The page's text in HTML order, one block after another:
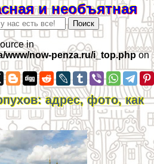
и необъятная
in
www/now-penza.ru/i_top.phpon
адрес, фото, как